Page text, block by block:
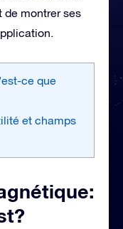
de montrer ses
ce que
et champs